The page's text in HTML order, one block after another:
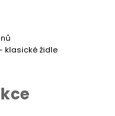
klasické židle